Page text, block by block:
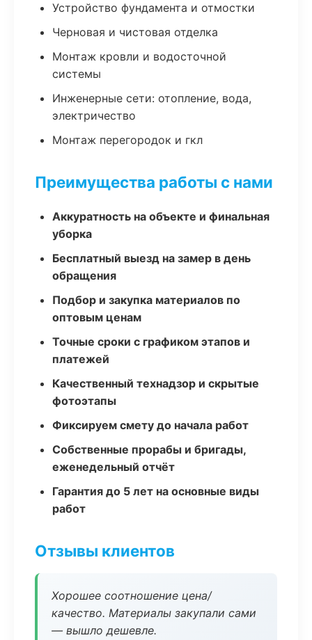
Устройство фундамента и отмостки
Черновая и чистовая отделка
Монтаж кровли и водосточной
системы
Инженерные сети: отопление, вода,
электричество
Монтаж перегородок и гкл
Преимущества работы с нами
Аккуратность на объекте и финальная
уборка
Бесплатный выезд на замер в день
обращения
Подбор и закупка материалов по
оптовым ценам
Точные сроки с графиком этапов и
платежей
Качественный технадзор и скрытые
фотоэтапы
Фиксируем смету до начала работ
Собственные прорабы и бригады,
еженедельный отчёт
Гарантия до 5 лет на основные виды
работ
Отзывы клиентов
Хорошее соотношение цена/
качество. Материалы закупали сами
— вышло дешевле.